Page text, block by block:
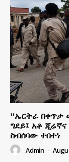
“ኤርትራ በቀጥታ
ግደይ፤ አቶ
ስብሰባው ተበተነ
Admin -